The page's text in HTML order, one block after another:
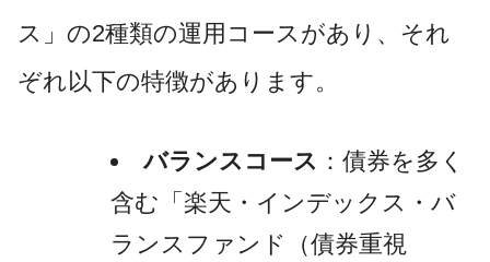
ス」の2種類の運用コースがあり、それ
ぞれ以下の特徴があります。
バランスコース ：債券を多く
含む「楽天・インデックス・バ
ランスファンド（債券重視